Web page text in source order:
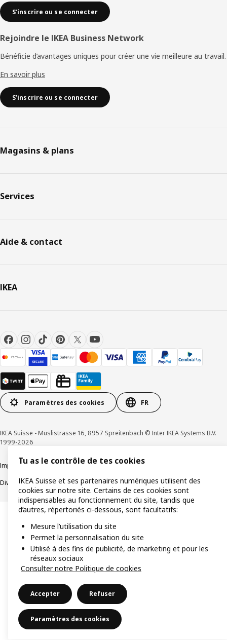
S’inscrire ou se connecter
Rejoindre le IKEA Business Network
Bénéficie d’avantages uniques pour créer une vie meilleure au travail.
En savoir plus
S’inscrire ou se connecter
Magasins & plans
Services
Aide & contact
IKEA
Paramètres des cookies FR
IKEA Suisse - Müslistrasse 16, 8957 Spreitenbach © Inter IKEA Systems B.V.
1999-2026
Impressum / Déclaration de protection des données
Divulgation responsableConditions générales
Tu as le contrôle de tes cookies
IKEA Suisse et ses partenaires numériques utilisent des
cookies sur notre site. Certains de ces cookies sont
indispensables au fonctionnement du site, tandis que
d’autres, répertoriés ci-dessous, sont facultatifs:
Mesure l’utilisation du site
Permet la personnalisation du site
Utilisé à des fins de publicité, de marketing et pour les
réseaux sociaux
Consulter notre Politique de cookies
Accepter Refuser
Paramètres des cookies